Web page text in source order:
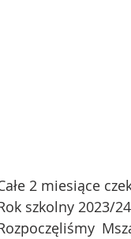
2 miesiące
szkolny 2023/